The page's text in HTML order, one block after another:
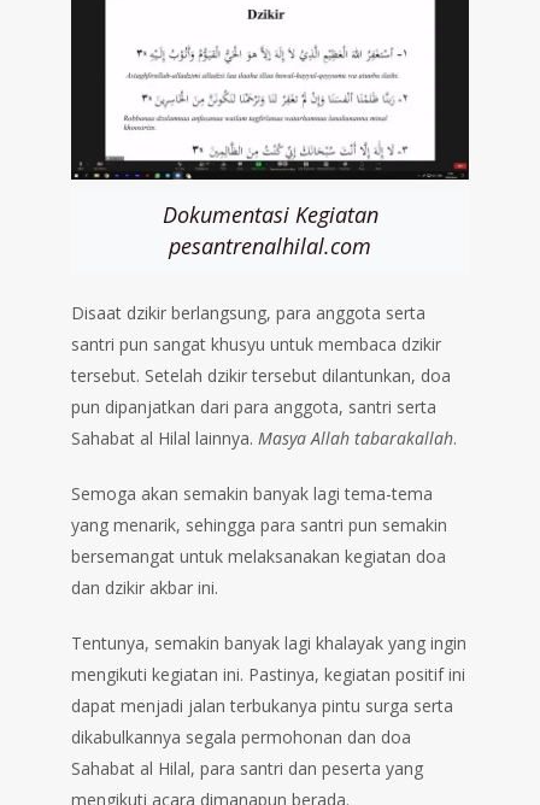
Dokumentasi Kegiatan
pesantrenalhilal.com
Disaat dzikir berlangsung, para anggota serta
santri pun sangat khusyu untuk membaca dzikir
tersebut. Setelah dzikir tersebut dilantunkan, doa
pun dipanjatkan dari para anggota, santri serta
Sahabat al Hilal lainnya. Masya Allah tabarakallah.
Semoga akan semakin banyak lagi tema-tema
yang menarik, sehingga para santri pun semakin
bersemangat untuk melaksanakan kegiatan doa
dan dzikir akbar ini.
Tentunya, semakin banyak lagi khalayak yang ingin
mengikuti kegiatan ini. Pastinya, kegiatan positif ini
dapat menjadi jalan terbukanya pintu surga serta
dikabulkannya segala permohonan dan doa
Sahabat al Hilal, para santri dan peserta yang
mengikuti acara dimanapun berada.